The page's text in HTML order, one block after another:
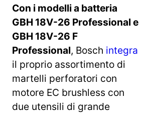
Con i modelli a batteria
GBH 18V-26 Professional e
GBH 18V-26 F
Professional, Bosch integra
il proprio assortimento di
martelli perforatori con
motore EC brushless con
due utensili di grande